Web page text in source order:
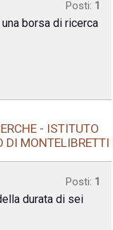
Posti: 1
borsa di ricerca
- ISTITUTO
DI MONTELIBRETTI
Posti: 1
durata di sei